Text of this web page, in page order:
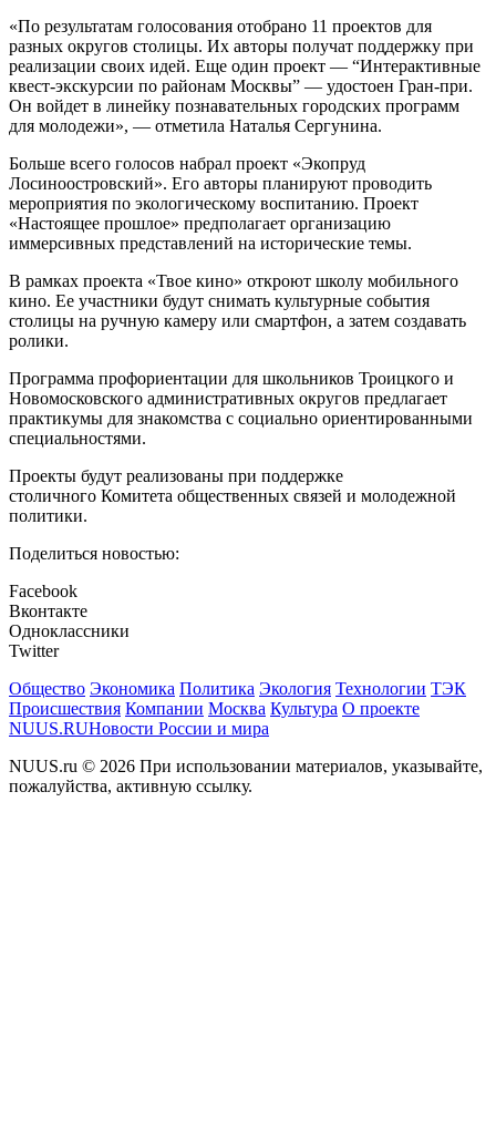
«По результатам голосования отобрано 11 проектов для
разных округов столицы. Их авторы получат поддержку при
реализации своих идей. Еще один проект — “Интерактивные
квест-экскурсии по районам Москвы” — удостоен Гран-при.
Он войдет в линейку познавательных городских программ
для молодежи», — отметила Наталья Сергунина.
Больше всего голосов набрал проект «Экопруд
Лосиноостровский». Его авторы планируют проводить
мероприятия по экологическому воспитанию. Проект
«Настоящее прошлое» предполагает организацию
иммерсивных представлений на исторические темы.
В рамках проекта «Твое кино» откроют школу мобильного
кино. Ее участники будут снимать культурные события
столицы на ручную камеру или смартфон, а затем создавать
ролики.
Программа профориентации для школьников Троицкого и
Новомосковского административных округов предлагает
практикумы для знакомства с социально ориентированными
специальностями.
Проекты будут реализованы при поддержке
столичного Комитета общественных связей и молодежной
политики.
Поделиться новостью:
Facebook
Вконтакте
Одноклассники
Twitter
Общество Экономика Политика Экология Технологии ТЭК
Происшествия Компании Москва Культура О проекте
NUUS.RUНовости России и мира
NUUS.ru © 2026 При использовании материалов, указывайте,
пожалуйства, активную ссылку.